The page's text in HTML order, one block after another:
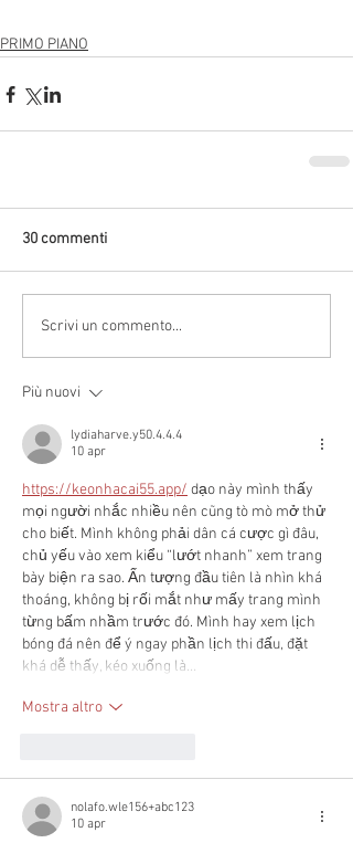
PRIMO PIANO
30 commenti
Scrivi un commento...
Più nuovi
lydiaharve.y50.4.4.4
10 apr
https://keonhacai55.app/ dạo này mình thấy
mọi người nhắc nhiều nên cũng tò mò mở thử
cho biết. Mình không phải dân cá cược gì đâu,
chủ yếu vào xem kiểu “lướt nhanh” xem trang
bày biện ra sao. Ấn tượng đầu tiên là nhìn khá
thoáng, không bị rối mắt như mấy trang mình
từng bấm nhầm trước đó. Mình hay xem lịch
bóng đá nên để ý ngay phần lịch thi đấu, đặt
khá dễ thấy, kéo xuống là…
Mostra altro
nolafo.wle156+abc123
10 apr